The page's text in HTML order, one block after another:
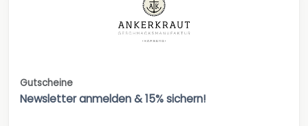
Gutscheine
Newsletter anmelden & 15% sichern!